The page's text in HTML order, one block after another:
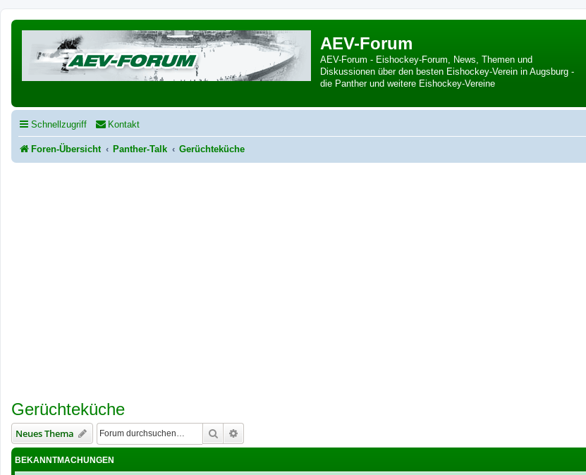
AEV-Forum
AEV-Forum - Eishockey-Forum, News, Themen und
Diskussionen über den besten Eishockey-Verein in Augsburg -
die Panther und weitere Eishockey-Vereine
Schnellzugriff Kontakt
Foren-Übersicht Panther-Talk Gerüchteküche
Gerüchteküche
Neues Thema Suche
BEKANNTMACHUNGEN